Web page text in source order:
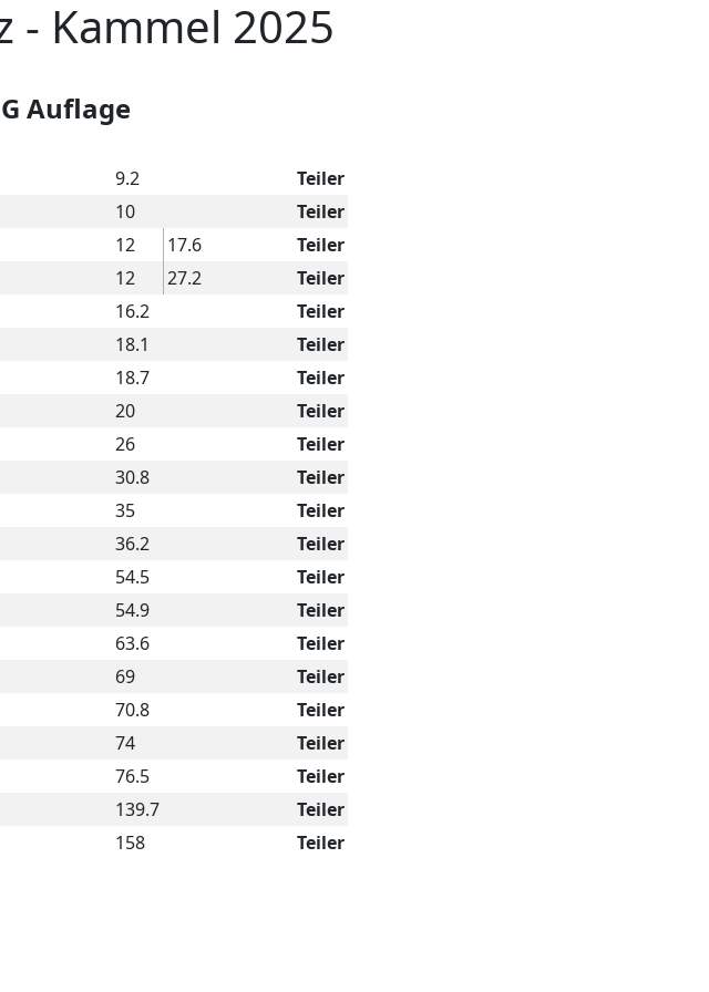
- Kammel 2025
Auflage
9.2
Teiler
10
Teiler
12 17.6
Teiler
12 27.2
Teiler
16.2
Teiler
18.1
Teiler
18.7
Teiler
20
Teiler
26
Teiler
30.8
Teiler
35
Teiler
36.2
Teiler
54.5
Teiler
54.9
Teiler
63.6
Teiler
69
Teiler
70.8
Teiler
74
Teiler
76.5
Teiler
139.7
Teiler
158 Teiler